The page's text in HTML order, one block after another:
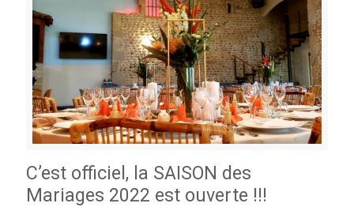
C’est officiel, la SAISON des
Mariages 2022 est ouverte !!!